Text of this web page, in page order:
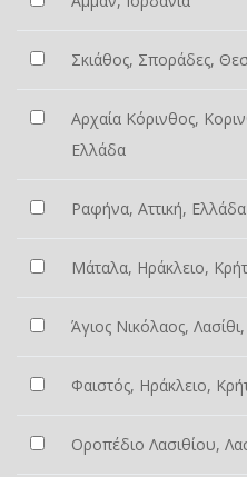
Σκιάθος, Σποράδες,
Αρχαία Κόρινθος,
Ελλάδα
Ραφήνα, Αττική, Ελλάδα
Μάταλα, Ηράκλειο,
Άγιος Νικόλαος,
Φαιστός, Ηράκλειο,
Οροπέδιο Λασιθίου,